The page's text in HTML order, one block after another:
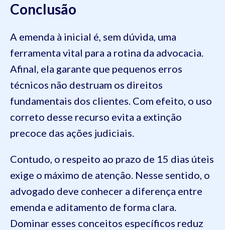
Conclusão
A emenda à inicial é, sem dúvida, uma
ferramenta vital para a rotina da advocacia.
Afinal, ela garante que pequenos erros
técnicos não destruam os direitos
fundamentais dos clientes. Com efeito, o uso
correto desse recurso evita a extinção
precoce das ações judiciais.
Contudo, o respeito ao prazo de 15 dias úteis
exige o máximo de atenção. Nesse sentido, o
advogado deve conhecer a diferença entre
emenda e aditamento de forma clara.
Dominar esses conceitos específicos reduz